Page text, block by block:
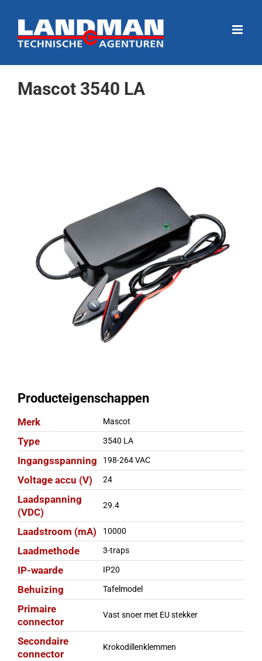
naar
inhoud
Mascot 3540 LA
Producteigenschappen
Merk Mascot
Type 3540 LA
Ingangsspanning 198-264 VAC
Voltage accu (V) 24
Laadspanning
(VDC)
29.4
Laadstroom (mA) 10000
Laadmethode 3-traps
IP-waarde IP20
Behuizing Tafelmodel
Primaire
connector
Vast snoer met EU stekker
Secondaire
connector
Krokodillenklemmen